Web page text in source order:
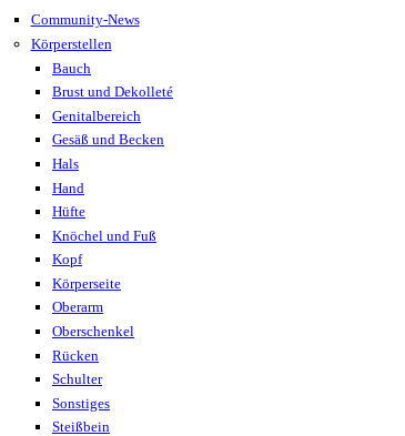
Community-News
Körperstellen
Bauch
Brust und Dekolleté
Genitalbereich
Gesäß und Becken
Hals
Hand
Hüfte
Knöchel und Fuß
Kopf
Körperseite
Oberarm
Oberschenkel
Rücken
Schulter
Sonstiges
Steißbein